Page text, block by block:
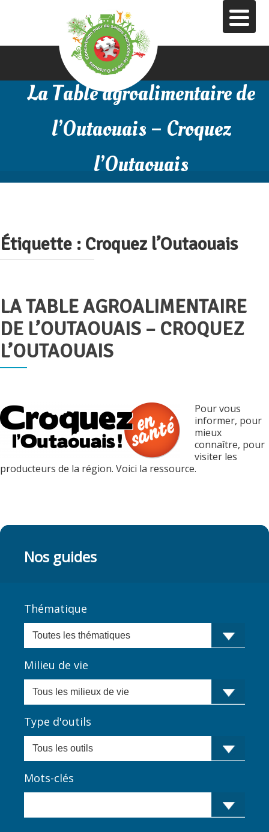
La Table agroalimentaire de
l’Outaouais – Croquez
l’Outaouais
Étiquette : Croquez l’Outaouais
Publié
LA TABLE AGROALIMENTAIRE
DE L’OUTAOUAIS – CROQUEZ
L’OUTAOUAIS
Pour vous
informer, pour
mieux
connaître, pour
visiter les
producteurs de la région. Voici la ressource.
Nos guides
Thématique
Milieu de vie
Type d'outils
Mots-clés